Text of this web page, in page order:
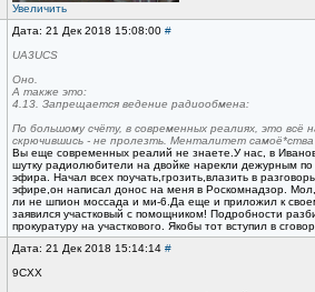
Увеличить
Дата: 21 Дек 2018 15:08:00 #
UA3UCS
Оно.
А также это:
4.13. Запрещается ведение радиообмена:
По большому счёту, в современных реалиях, это
скрючившись - не пролезть. Менталитет самоё*ства
Вы еще современных реалий не знаете.У нас, в
шутку радиолюбители на двойке нарекли дежурным по
эфира. Начал всех поучать,грозить,влазить в
эфире,он написал донос на меня в Роскомнадзор.
ли не шпион моссада и ми-6.Да еще и приложил к
заявился участковый с помощником! Подробности
прокуратуру на участкового. Якобы тот вступил в
Дата: 21 Дек 2018 15:14:14 #
9CXX